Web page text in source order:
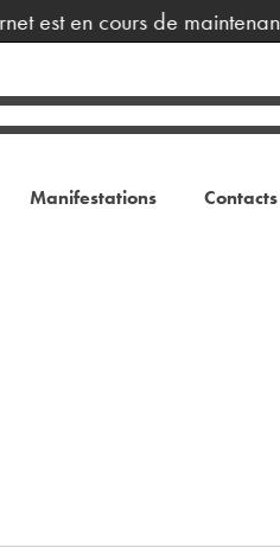
est en cours de
Manifestations Contacts